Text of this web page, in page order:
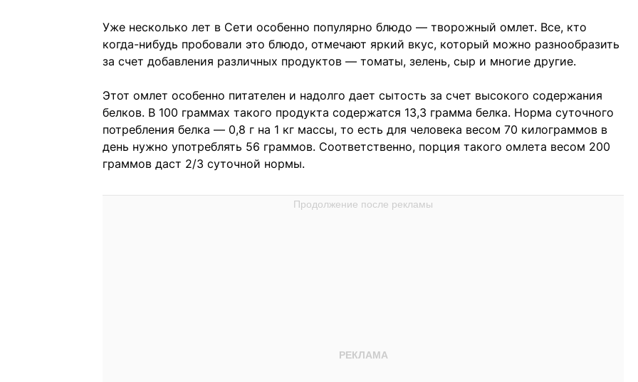
Уже несколько лет в Сети особенно популярно блюдо — творожный омлет. Все, кто
когда-нибудь пробовали это блюдо, отмечают яркий вкус, который можно разнообразить
за счет добавления различных продуктов — томаты, зелень, сыр и многие другие.
Этот омлет особенно питателен и надолго дает сытость за счет высокого содержания
белков. В 100 граммах такого продукта содержатся 13,3 грамма белка. Норма суточного
потребления белка — 0,8 г на 1 кг массы, то есть для человека весом 70 килограммов в
день нужно употреблять 56 граммов. Соответственно, порция такого омлета весом 200
граммов даст 2/3 суточной нормы.